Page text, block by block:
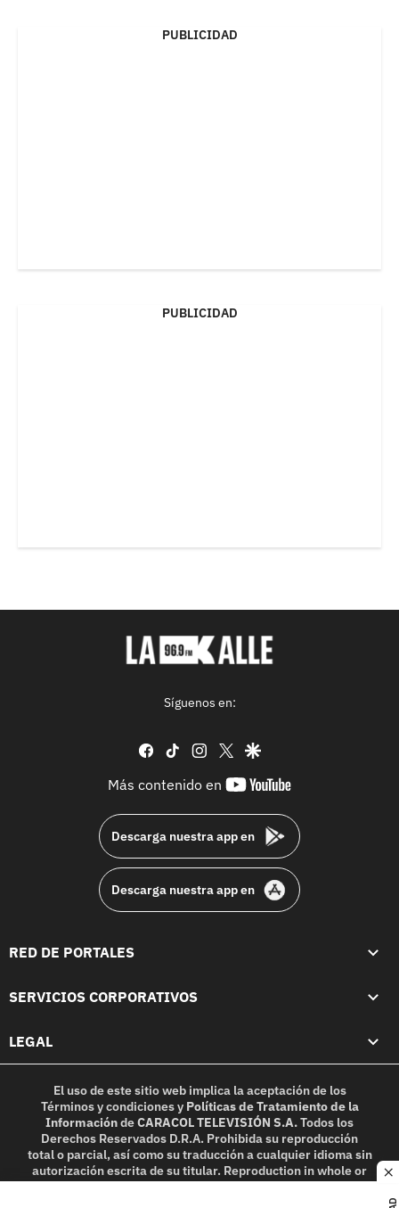
PUBLICIDAD
PUBLICIDAD
Síguenos en:
facebook
tiktok instagram
twittergoogle
Más contenido en
youtube-
Descarga nuestra app en
Descarga nuestra app en
RED DE PORTALES
SERVICIOS CORPORATIVOS
LEGAL
El uso de este sitio web implica la aceptación de los
Términos y condicionesy Políticas de Tratamiento de la
InformacióndeCARACOL TELEVISIÓN S.A.Todos los
Derechos Reservados D.R.A. Prohibida su reproducción
total o parcial, así como su traducción a cualquier idioma sin
autorización escrita de su titular. Reproduction in whole or
in part, or translation without written permission is